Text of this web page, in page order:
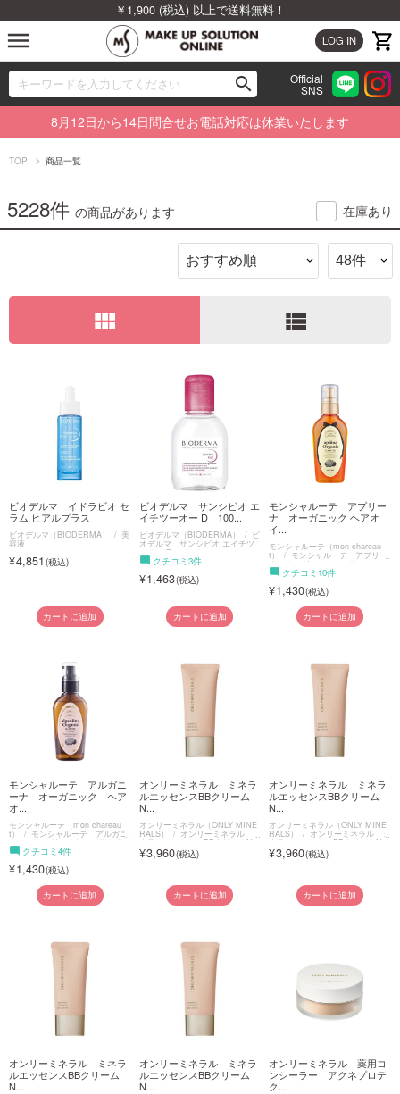
￥1,900 (税込) 以上で送料無料！
LOG IN
menu
search
00
Official
SNS
ブランドから探す
カテゴリから探す
ビューティジャーナルから探す
ご利用ガイド
8月12日から14日問合せお電話対応は休業いたします
TOP 商品一覧
5228件 の商品があります 在庫あり
view_module view_list
ビオデルマ イドラビオ セ
ラム ヒアルプラス
ビオデルマ（BIODERMA） 美
容液
4,851
カートに追加
ビオデルマ サンシビオ エ
イチツーオー D 100...
ビオデルマ（BIODERMA） ビ
オデルマ サンシビオ エイチツ
ーオー D
クチコミ3件
1,463
カートに追加
モンシャルーテ アプリー
ナ オーガニック ヘアオ
イ...
モンシャルーテ（mon chareau
t） モンシャルーテ アプリー
ナ オーガニック ヘアオイル
クチコミ10件
1,430
カートに追加
モンシャルーテ アルガニ
ーナ オーガニック ヘア
オ...
モンシャルーテ（mon chareau
t） モンシャルーテ アルガニ
ーナ オーガニック ヘアオイル
クチコミ4件
1,430
カートに追加
オンリーミネラル ミネラ
ルエッセンスBBクリーム
N...
オンリーミネラル（ONLY MINE
RALS） オンリーミネラル ミ
ネラルエッセンスBBクリームN
3,960
カートに追加
オンリーミネラル ミネラ
ルエッセンスBBクリーム
N...
オンリーミネラル（ONLY MINE
RALS） オンリーミネラル ミ
ネラルエッセンスBBクリームN
3,960
カートに追加
オンリーミネラル ミネラ
ルエッセンスBBクリーム
N...
オンリーミネラル ミネラ
ルエッセンスBBクリーム
N...
オンリーミネラル 薬用コ
ンシーラー アクネプロテ
ク...